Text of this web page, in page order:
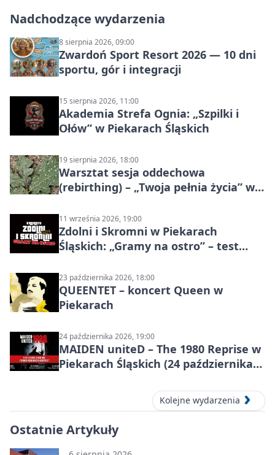
Nadchodzące wydarzenia
8 sierpnia 2026, 09:00
Zwardoń Sport Resort 2026 — 10 dni
sportu, gór i integracji
15 sierpnia 2026, 11:00
Akademia Strefa Ognia: „Szpilki i
Ołów” w Piekarach Śląskich
19 sierpnia 2026, 18:00
Warsztat sesja oddechowa
(rebirthing) – „Twoja pełnia życia” w
11 września 2026, 19:00
Zdolni i Skromni w Piekarach
Śląskich: „Gramy na ostro” – test
23 października 2026, 18:00
QUEENTET – koncert Queen w
Piekarach
24 października 2026, 19:00
MAIDEN uniteD – The 1980 Reprise w
Piekarach Śląskich (24 października
Kolejne wydarzenia
Ostatnie Artykuły